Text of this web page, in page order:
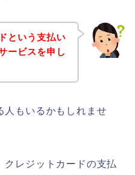
という支払い
ービスを申し
人もいるかもしれませ
クレジットカードの支払